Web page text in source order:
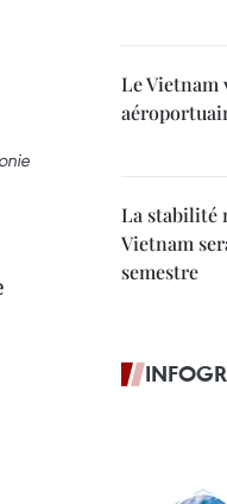
Le Vietnam
La stabilité
Vietnam
semestre